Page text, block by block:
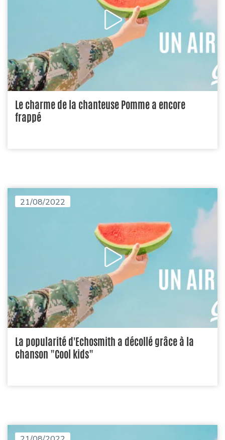
Le charme de la chanteuse Pomme a encore
frappé
21/08/2022
La popularité d'Echosmith a décollé grâce à la
chanson "Cool kids"